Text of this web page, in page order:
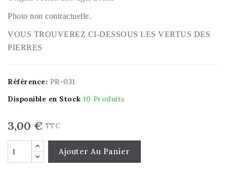
Photo non contractuelle.
VOUS TROUVEREZ CI-DESSOUS LES VERTUS DES
PIERRES
Référence: PR-031
Disponible en Stock 10 Produits
3,00 € TTC
Ajouter Au Panier